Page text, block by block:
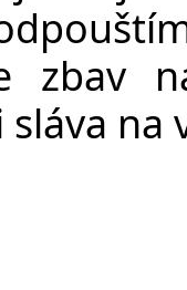
š
zbav
na